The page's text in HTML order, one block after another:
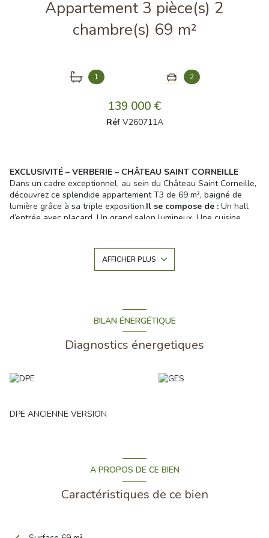
Appartement 3 pièce(s) 2
chambre(s) 69 m²
1 2
139 000 €
Réf V260711A
EXCLUSIVITÉ – VERBERIE – CHÂTEAU SAINT CORNEILLE
Dans un cadre exceptionnel, au sein du Château Saint Corneille,
découvrez ce splendide appartement T3 de 69 m², baigné de
lumière grâce à sa triple exposition.Il se compose de : Un hall
d’entrée avec placard, Un grand salon lumineux, Une cuisine
Résidence sécurisée avec parc privé arboré,Terrain
de tennis, Deux places de parking privatives, À seulement 30
AFFICHER PLUS
BILAN ÉNERGÉTIQUE
Diagnostics énergetiques
DPE ANCIENNE VERSION
A PROPOS DE CE BIEN
Caractéristiques de ce bien